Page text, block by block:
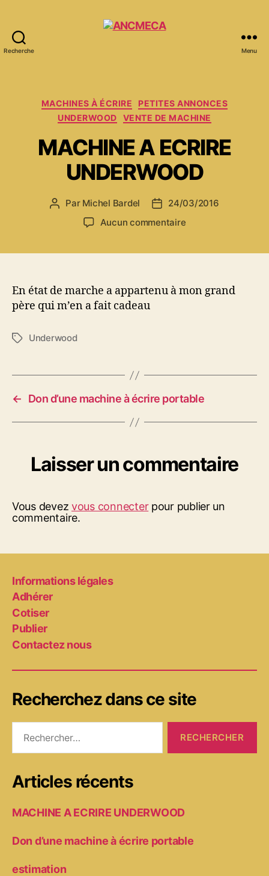
Recherche Menu
Catégories
MACHINES À ÉCRIRE
PETITES ANNONCES
UNDERWOOD
VENTE DE MACHINE
MACHINE A ECRIRE
UNDERWOOD
Auteur
Par Michel Bardel
Date
de
24/03/2016
Aucun commentairesur
En état de marche a appartenu à mon grand
père qui m’en a fait cadeau
Étiquettes
Underwood
← Don d’une machine à écrire portable
Laisser un commentaire
Vous devezvous connecterpour publier un
commentaire.
Informations légales
Adhérer
Cotiser
Publier
Contactez nous
Recherchez dans ce site
Articles récents
MACHINE A ECRIRE UNDERWOOD
Don d’une machine à écrire portable
estimation